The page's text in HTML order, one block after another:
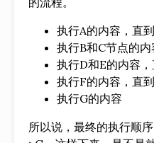
执行A的内容，直
执行B和C节点的
执行D和E的内容
执行F的内容，直
执行G的内容
所以说，最终的执行顺